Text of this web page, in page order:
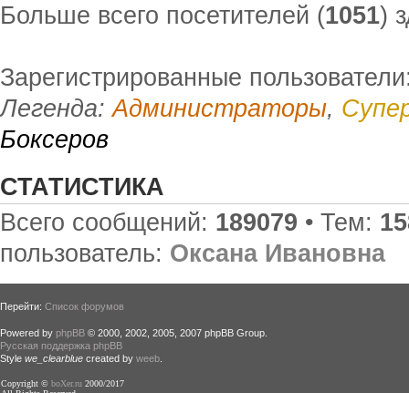
Больше всего посетителей (1051)
Зарегистрированные
Легенда:Администраторы,
Боксеров
СТАТИСТИКА
Всего сообщений: 189079 • Тем:
пользователь: Оксана Ивановна
Перейти: Список форумов
Powered by phpBB © 2000, 2002, 2005, 2007 phpBB Group.
Русская поддержка phpBB
Style we_clearblue created by weeb
Copyright © boXer.ru 2000/2017